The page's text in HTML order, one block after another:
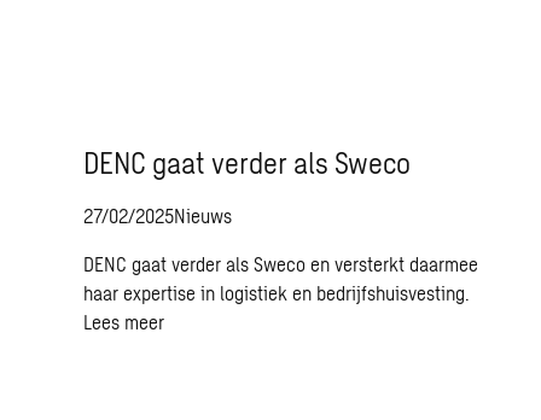
DENC gaat verder als Sweco
27/02/2025Nieuws
DENC gaat verder als Sweco en versterkt daarmee
haar expertise in logistiek en bedrijfshuisvesting.
Lees meer